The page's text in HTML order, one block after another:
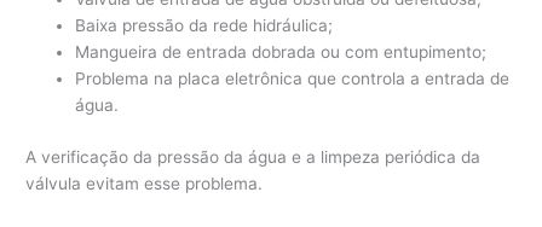
Baixa pressão da rede hidráulica;
Mangueira de entrada dobrada ou com entupimento;
Problema na placa eletrônica que controla a entrada de
água.
A verificação da pressão da água e a limpeza periódica da
válvula evitam esse problema.